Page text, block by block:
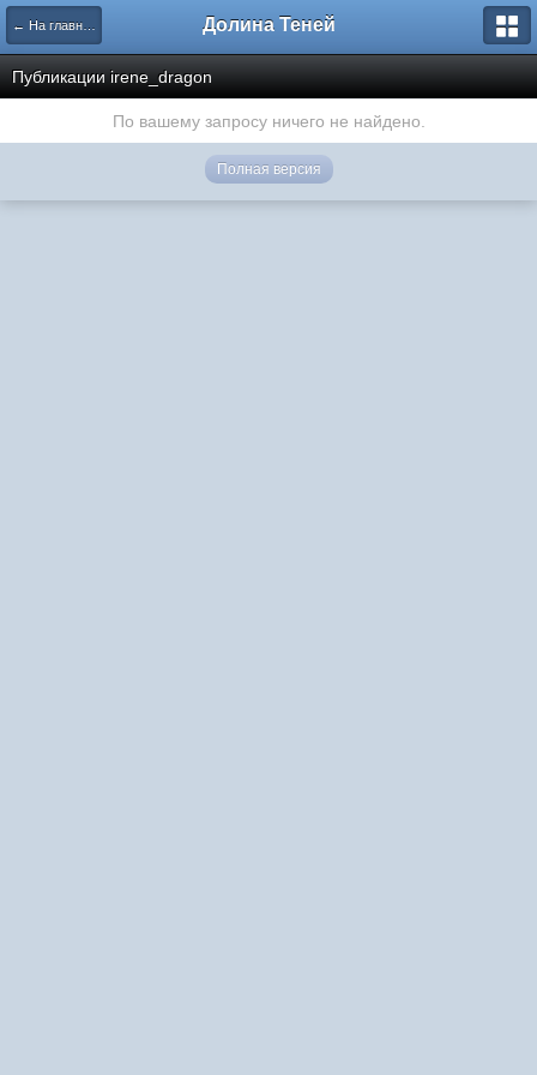
← На главную Долина Теней
Публикации irene_dragon
По вашему запросу ничего не найдено.
Полная версия